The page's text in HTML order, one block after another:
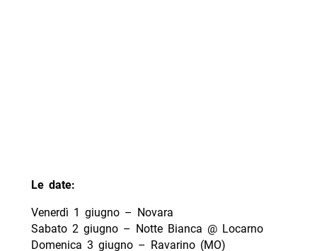
Le date:
Venerdì 1 giugno – Novara
Sabato 2 giugno – Notte Bianca @ Locarno
Domenica 3 giugno – Ravarino (MO)